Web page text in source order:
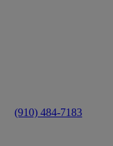
(910) 484-7183